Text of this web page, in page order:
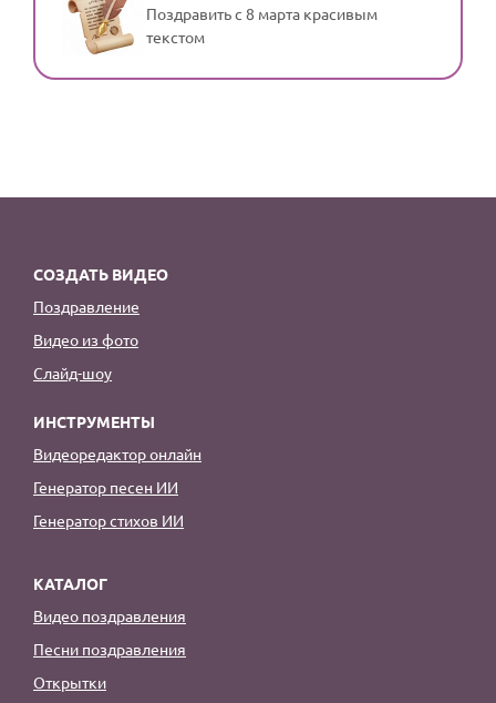
Поздравить с 8 марта красивым
текстом
СОЗДАТЬ ВИДЕО
Поздравление
Видео из фото
Слайд-шоу
ИНСТРУМЕНТЫ
Видеоредактор онлайн
Генератор песен ИИ
Генератор стихов ИИ
КАТАЛОГ
Видео поздравления
Песни поздравления
Открытки